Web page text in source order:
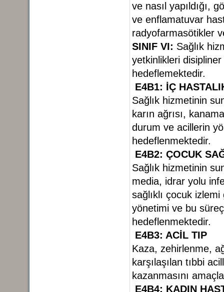
ve nasıl yapıldığı,
ve enflamatuvar
radyofarmasötikler
SINIF VI: Sağlık
yetkinlikleri disipliner
hedeflemektedir.
E4B1: İÇ
Sağlık hizmetinin
karın ağrısı,
durum ve acillerin
hedeflenmektedir.
E4B2: ÇOCUK
Sağlık hizmetinin
media, idrar yolu
sağlıklı çocuk
yönetimi ve bu
hedeflenmektedir.
E4B3: ACİL TIP
Kaza, zehirlenme,
karşılaşılan tıbbi
kazanmasını
E4B4: KADIN